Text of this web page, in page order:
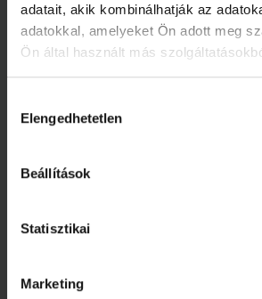
adatait, akik kombinálhatják az
adatokkal, amelyeket Ön adott meg
Ön által használt más
kiválasztása
Elengedhetetlen
Beállítások
Statisztikai
Marketing
Megnézem az összeset
Bajnokok Ligája 2026. júl. 29.